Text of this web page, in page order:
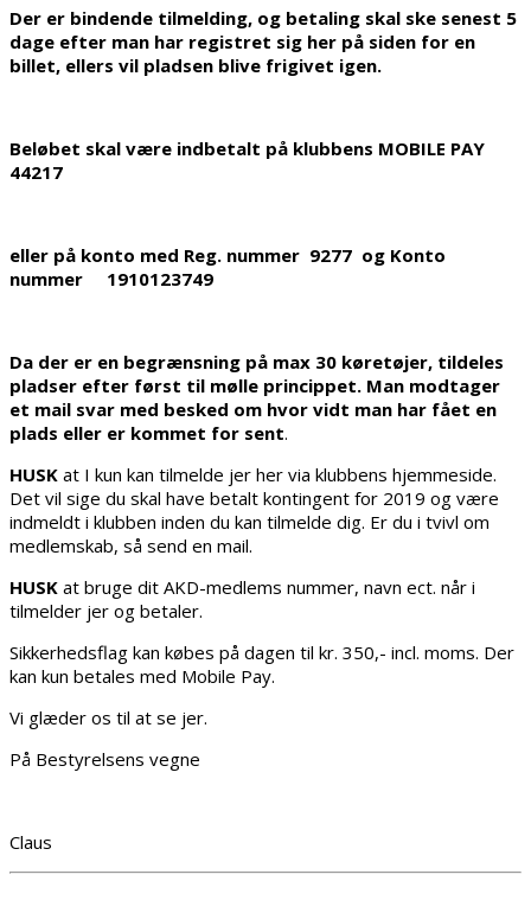
Der er bindende tilmelding, og betaling skal ske senest 5
dage efter man har registret sig her på siden for en
billet, ellers vil pladsen blive frigivet igen.
Beløbet skal være indbetalt på klubbens MOBILE PAY
44217
eller på konto med Reg. nummer 9277 og Konto
nummer 1910123749
Da der er en begrænsning på max 30 køretøjer, tildeles
pladser efter først til mølle princippet. Man modtager
et mail svar med besked om hvor vidt man har fået en
plads eller er kommet for sent.
HUSK at I kun kan tilmelde jer her via klubbens hjemmeside.
Det vil sige du skal have betalt kontingent for 2019 og være
indmeldt i klubben inden du kan tilmelde dig. Er du i tvivl om
medlemskab, så send en mail.
HUSK at bruge dit AKD-medlems nummer, navn ect. når i
tilmelder jer og betaler.
Sikkerhedsflag kan købes på dagen til kr. 350,- incl. moms. Der
kan kun betales med Mobile Pay.
Vi glæder os til at se jer.
På Bestyrelsens vegne
Claus